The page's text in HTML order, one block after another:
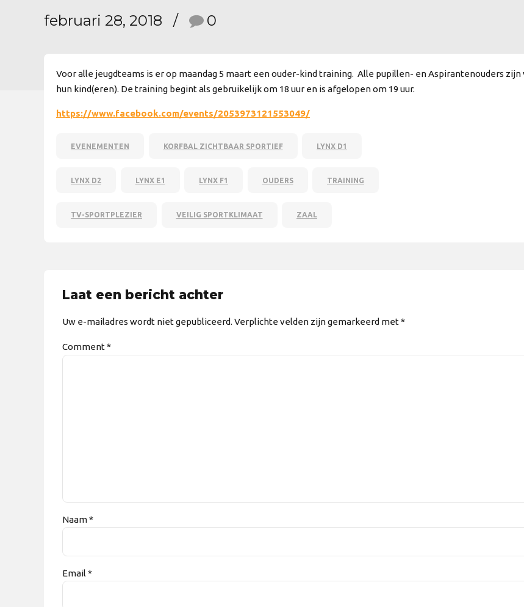
februari 28, 2018 0
Voor alle jeugdteams is er op maandag 5 maart een ouder-kind training. Alle pupillen- en Aspirantenouders
hun kind(eren). De training begint als gebruikelijk om 18 uur en is afgelopen om 19 uur.
https://www.facebook.com/events/2053973121553049/
EVENEMENTEN KORFBAL ZICHTBAAR SPORTIEF LYNX D1
LYNX D2 LYNX E1 LYNX F1 OUDERS TRAINING
TV-SPORTPLEZIER VEILIG SPORTKLIMAAT ZAAL
Laat een bericht achter
Uw e-mailadres wordt niet gepubliceerd. Verplichte velden zijn gemarkeerd met *
Comment*
Naam *
Email *